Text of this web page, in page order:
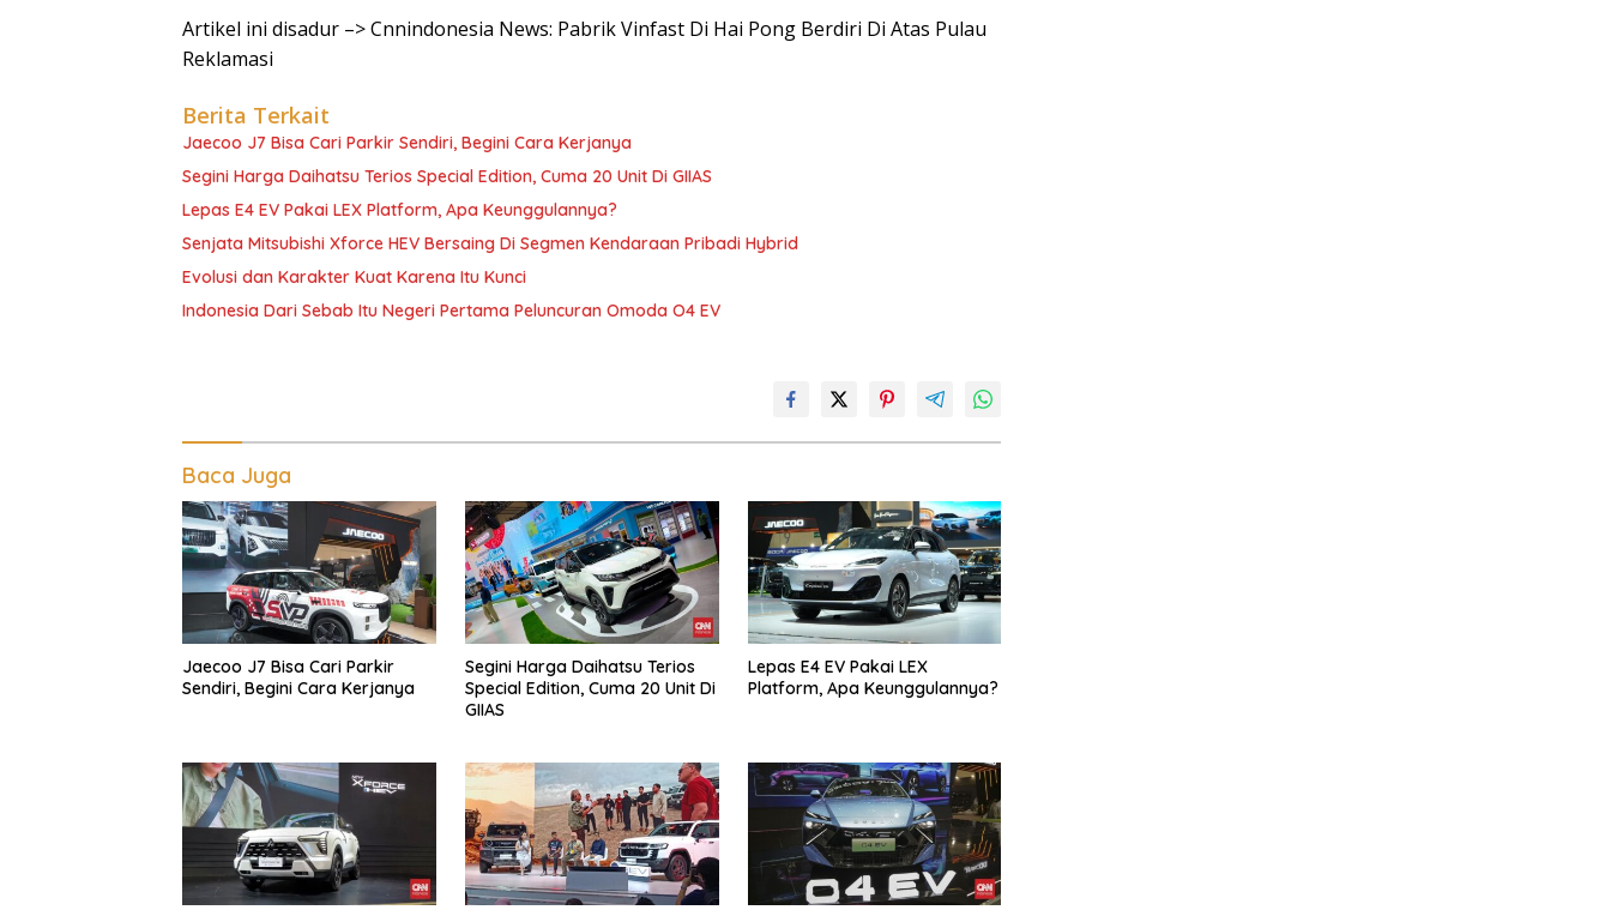
Artikel ini disadur –> Cnnindonesia News: Pabrik Vinfast Di Hai Pong Berdiri Di Atas Pulau
Reklamasi
Berita Terkait
Jaecoo J7 Bisa Cari Parkir Sendiri, Begini Cara Kerjanya
Segini Harga Daihatsu Terios Special Edition, Cuma 20 Unit Di GIIAS
Lepas E4 EV Pakai LEX Platform, Apa Keunggulannya?
Senjata Mitsubishi Xforce HEV Bersaing Di Segmen Kendaraan Pribadi Hybrid
Evolusi dan Karakter Kuat Karena Itu Kunci
Indonesia Dari Sebab Itu Negeri Pertama Peluncuran Omoda O4 EV
Baca Juga
Jaecoo J7 Bisa Cari Parkir
Sendiri, Begini Cara Kerjanya
Segini Harga Daihatsu Terios
Special Edition, Cuma 20 Unit Di
GIIAS
Lepas E4 EV Pakai LEX
Platform, Apa Keunggulannya?